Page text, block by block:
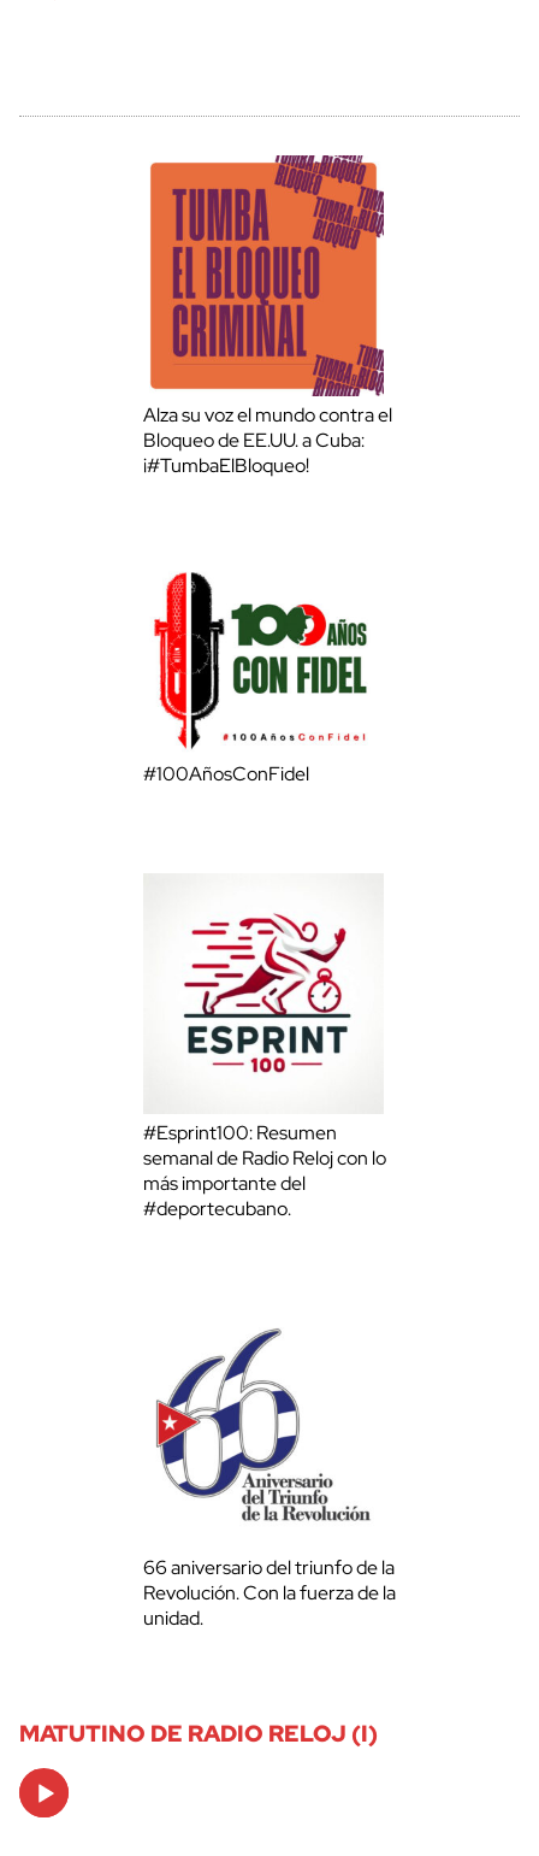
Alza su voz el mundo contra el
Bloqueo de EE.UU. a Cuba:
¡#TumbaElBloqueo!
#100AñosConFidel
#Esprint100: Resumen
semanal de Radio Reloj con lo
más importante del
#deportecubano.
66 aniversario del triunfo de la
Revolución. Con la fuerza de la
unidad.
MATUTINO DE RADIO RELOJ (I)
Audio
Player